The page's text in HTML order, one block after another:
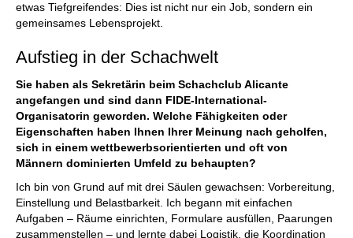
etwas Tiefgreifendes: Dies ist nicht nur ein Job, sondern ein
gemeinsames Lebensprojekt.
Aufstieg in der Schachwelt
Sie haben als Sekretärin beim Schachclub Alicante
angefangen und sind dann FIDE-International-
Organisatorin geworden. Welche Fähigkeiten oder
Eigenschaften haben Ihnen Ihrer Meinung nach geholfen,
sich in einem wettbewerbsorientierten und oft von
Männern dominierten Umfeld zu behaupten?
Ich bin von Grund auf mit drei Säulen gewachsen: Vorbereitung,
Einstellung und Belastbarkeit. Ich begann mit einfachen
Aufgaben – Räume einrichten, Formulare ausfüllen, Paarungen
zusammenstellen – und lernte dabei Logistik, die Koordination